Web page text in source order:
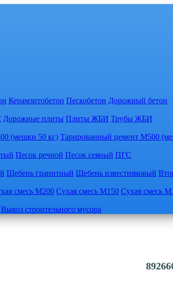
Керамзитобетон Пескобетон Дорожный бетон
Дорожные плиты Плиты ЖБИ Трубы ЖБИ
(мешки 50 кг) Тарированный цемент М500
Песок речной Песок сеяный ПГС
Щебень гранитный Щебень известняковый
смесь М200 Сухая смесь М150 Сухая смесь
Вывоз строительного мусора